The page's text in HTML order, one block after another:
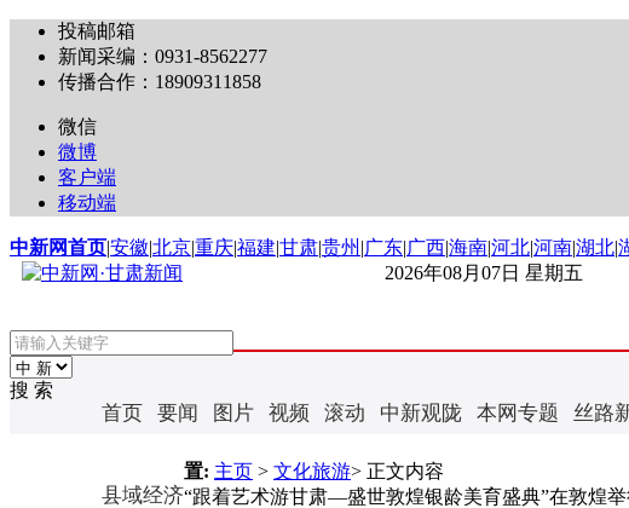
投稿邮箱
新闻采编：0931-8562277
传播合作：18909311858
微信
微博
客户端
移动端
中新网首页|安徽|北京|重庆|福建|甘肃|贵州 |广东|广西|海南|河北|河南|湖北|
2026年08月07日 星期五
搜 索
首页 要闻 图片 视频 滚动 中新观陇 本网专题 丝路
县域经济
置: 主页 > 文化旅游> 正文内容
“跟着艺术游甘肃—盛世敦煌银龄美育盛典”在敦煌